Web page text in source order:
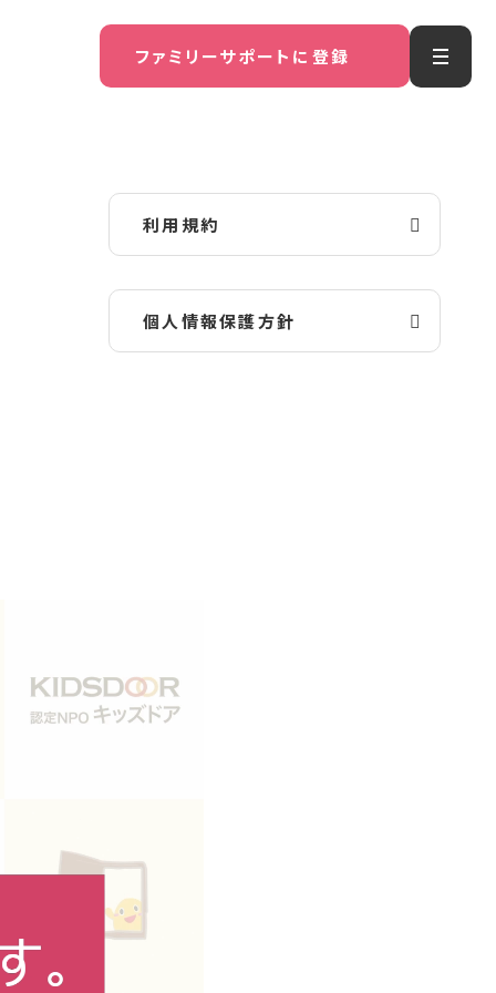
利用規約
個人情報保護方針
ファミリーサポートに登録